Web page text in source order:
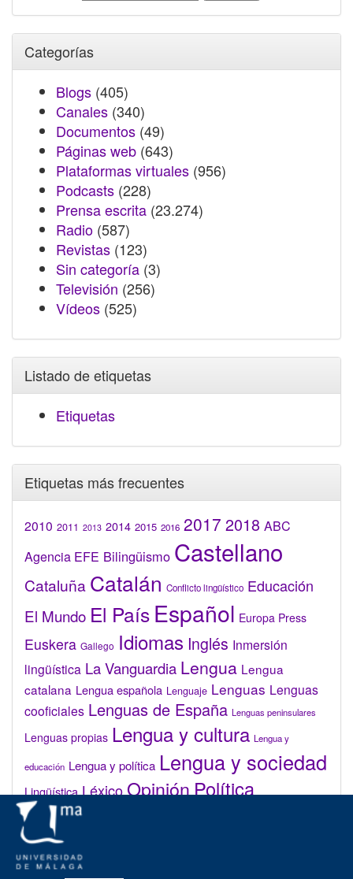
Categorías
Blogs (405)
Canales (340)
Documentos (49)
Páginas web (643)
Plataformas virtuales (956)
Podcasts (228)
Prensa escrita (23.274)
Radio (587)
Revistas (123)
Sin categoría (3)
Televisión (256)
Vídeos (525)
Listado de etiquetas
Etiquetas
Etiquetas más frecuentes
2010 2011 2013 2014 2015 2016 2017 2018 ABC
Agencia EFE Bilingüismo Castellano
Cataluña Catalán Conflicto lingüístico Educación
El Mundo El País Español Europa Press
Euskera Gallego Idiomas Inglés Inmersión
lingüística La Vanguardia Lengua Lengua
catalana Lengua española Lenguaje Lenguas Lenguas
cooficiales Lenguas de España Lenguas peninsulares
Lenguas propias Lengua y cultura Lengua y
educación Lengua y política Lengua y sociedad
Lingüística LéxicoOpiniónPolítica
lingüística
Valenciano